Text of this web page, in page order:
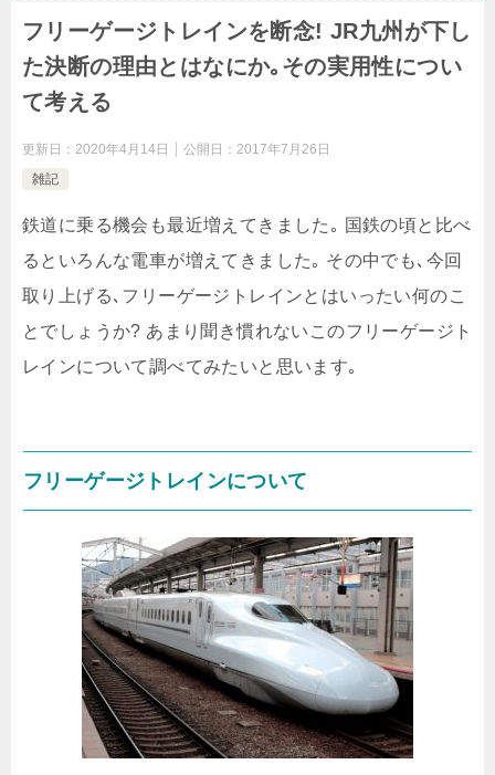
フリーゲージトレインを断念! JR九州が下し
た決断の理由とはなにか｡その実用性につい
て考える
更新日： 2020年4月14日 公開日： 2017年7月26日
雑記
鉄道に乗る機会も最近増えてきました｡ 国鉄の頃と比べ
るといろんな電車が増えてきました｡ その中でも､今回
取り上げる､フリーゲージトレインとはいったい何のこ
とでしょうか? あまり聞き慣れないこのフリーゲージト
レインについて調べてみたいと思います｡
フリーゲージトレインについて